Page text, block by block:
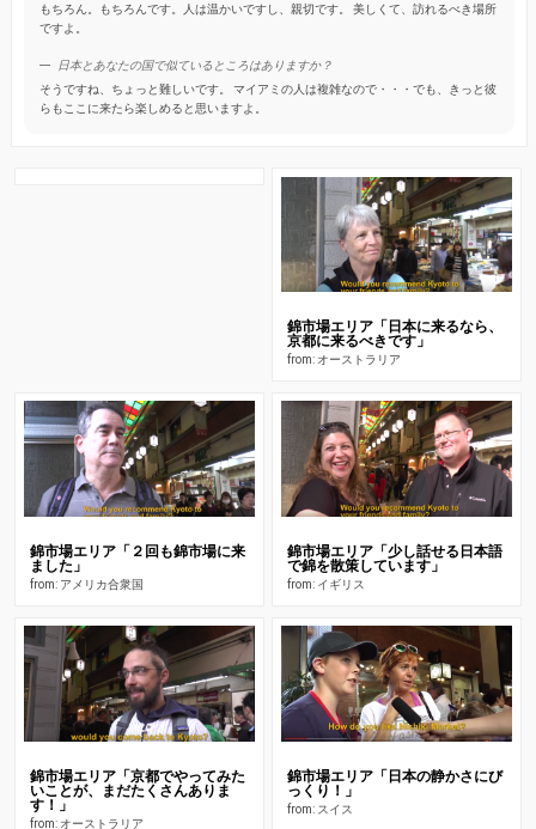
もちろん。もちろんです。人は温かいですし、親切です。 美しくて、訪れるべき場所
ですよ。
日本とあなたの国で似ているところはありますか？
そうですね、ちょっと難しいです。 マイアミの人は複雑なので・・・でも、きっと彼
らもここに来たら楽しめると思いますよ。
錦市場エリア「日本に来るなら、
京都に来るべきです」
from: オーストラリア
錦市場エリア「２回も錦市場に来
ました」
from: アメリカ合衆国
錦市場エリア「少し話せる日本語
で錦を散策しています」
from: イギリス
錦市場エリア「京都でやってみた
いことが、まだたくさんありま
す！」
from: オーストラリア
錦市場エリア「日本の静かさにび
っくり！」
from: スイス